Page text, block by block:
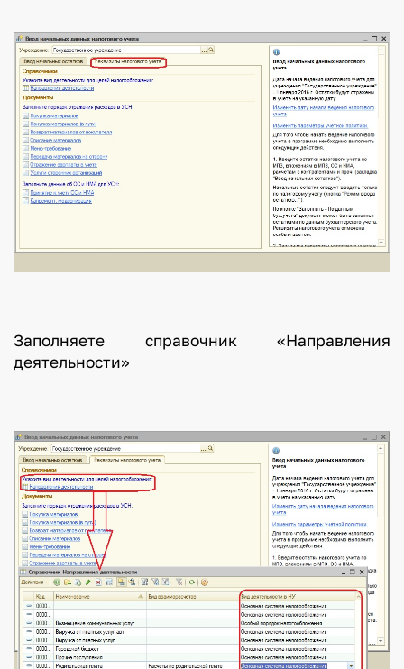
Заполняете справочник «Направления
деятельности»